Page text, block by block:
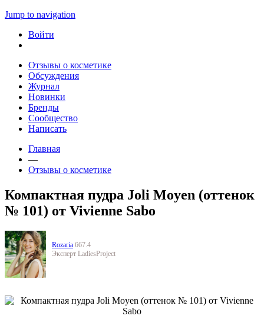
Jump to navigation
Войти
Отзывы о косметике
Обсуждения
Журнал
Новинки
Бренды
Сообщество
Написать
Главная
—
Отзывы о косметике
Компактная пудра Joli Moyen (оттенок
№ 101) от Vivienne Sabo
Rozaria 667.4
Эксперт LadiesProject